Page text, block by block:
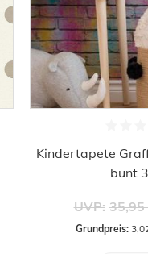
Kindertapete
bunt
UVP: 35,95
Grundpreis: